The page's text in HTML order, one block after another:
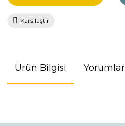
Karşılaştır
Ürün Bilgisi
konularda yetersiz gördüğünüz